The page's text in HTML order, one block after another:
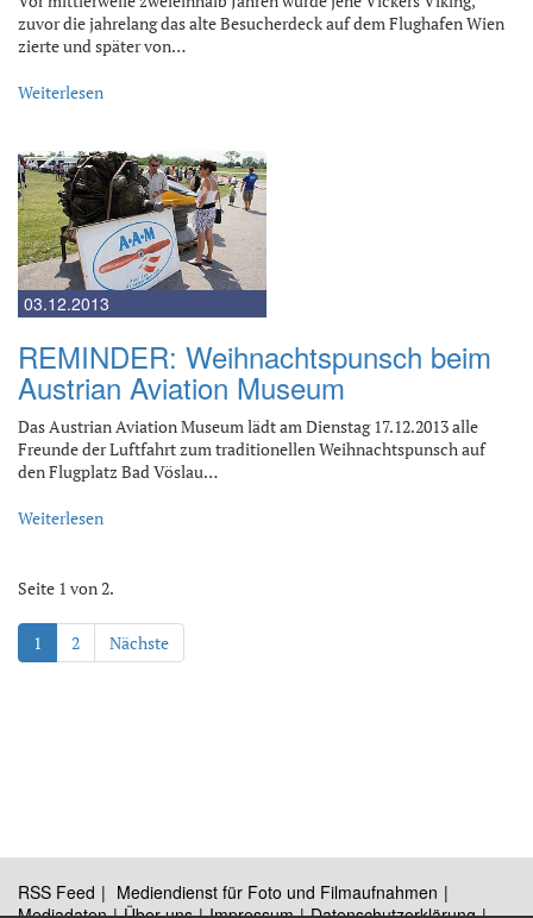
zuvor die jahrelang das alte Besucherdeck auf dem Flughafen Wien
zierte und später von…
Weiterlesen
03.12.2013
REMINDER: Weihnachtspunsch beim
Austrian Aviation Museum
Das Austrian Aviation Museum lädt am Dienstag 17.12.2013 alle
Freunde der Luftfahrt zum traditionellen Weihnachtspunsch auf
den Flugplatz Bad Vöslau…
Weiterlesen
Seite 1 von 2.
1 2 Nächste
RSS Feed
Mediendienst für Foto und Filmaufnahmen